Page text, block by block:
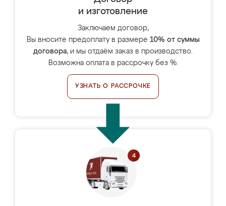
и изготовление
Заключаем договор,
Вы вносите предоплату в размере 10% от суммы
договора, и мы отдаём заказ в производство.
Возможна оплата в рассрочку без %.
УЗНАТЬ О РАССРОЧКЕ